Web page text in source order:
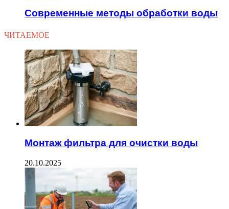
Современные методы обработки воды
ЧИТАЕМОЕ
Монтаж фильтра для очистки воды
20.10.2025